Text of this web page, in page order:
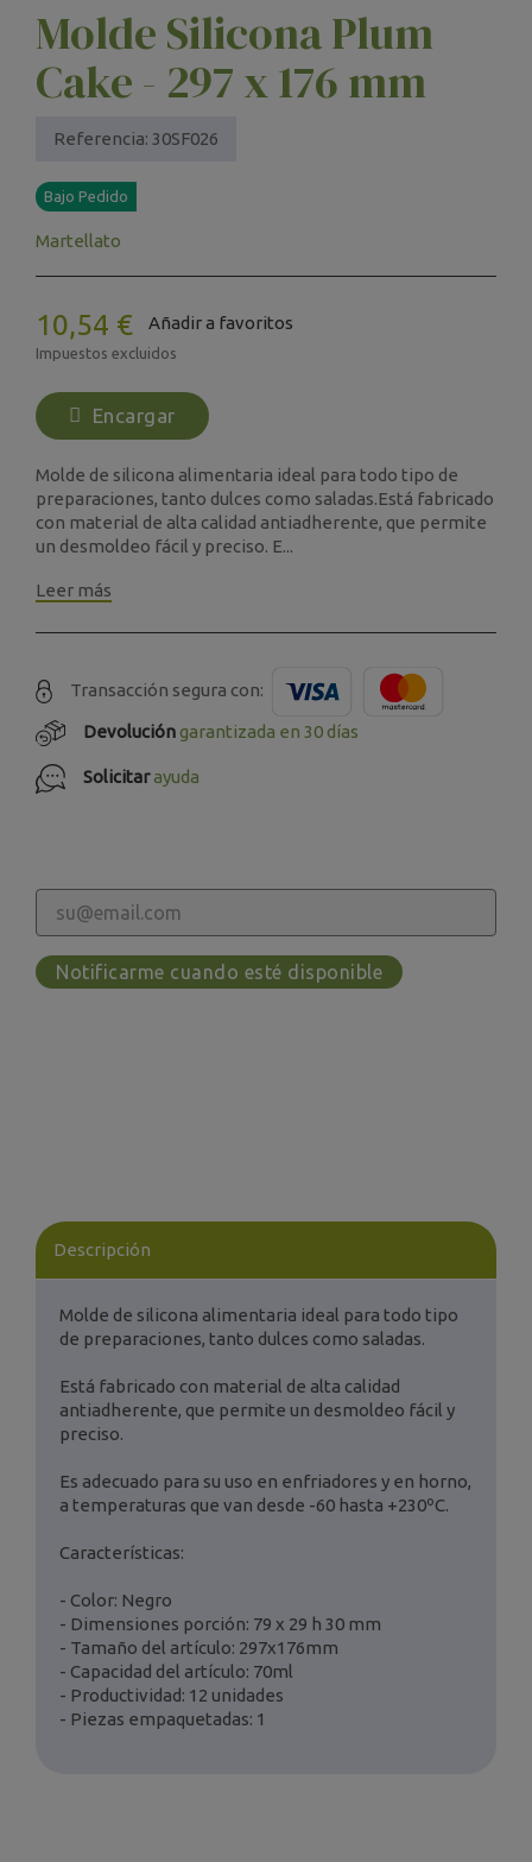
Molde Silicona Plum
Cake - 297 x 176 mm
Referencia: 30SF026
Bajo Pedido
Martellato
10,54 € Añadir a favoritos
Impuestos excluidos
Encargar
Molde de silicona alimentaria ideal para todo tipo de
preparaciones, tanto dulces como saladas.Está fabricado
con material de alta calidad antiadherente, que permite
un desmoldeo fácil y preciso. E...
Leer más
Transacción segura con:
Devolucióngarantizada en 30 días
Solicitarayuda
Notificarme cuando esté disponible
Descripción
Molde de silicona alimentaria ideal para todo tipo
de preparaciones, tanto dulces como saladas.
Está fabricado con material de alta calidad
antiadherente, que permite un desmoldeo fácil y
preciso.
Es adecuado para su uso en enfriadores y en horno,
a temperaturas que van desde -60 hasta +230ºC.
Características:
- Color: Negro
- Dimensiones porción: 79 x 29 h 30 mm
- Tamaño del artículo: 297x176mm
- Capacidad del artículo: 70ml
- Productividad: 12 unidades
- Piezas empaquetadas: 1